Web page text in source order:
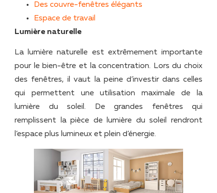
Des couvre-fenêtres élégants
Espace de travail
Lumière naturelle
La lumière naturelle est extrêmement importante
pour le bien-être et la concentration. Lors du choix
des fenêtres, il vaut la peine d’investir dans celles
qui permettent une utilisation maximale de la
lumière du soleil. De grandes fenêtres qui
remplissent la pièce de lumière du soleil rendront
l’espace plus lumineux et plein d’énergie.